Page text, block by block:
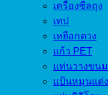
เครื่องซีลถุง
เทป
เหยือกตวง
แก้ว PET
แท่นวางขนม
แป้นหมุนแต่